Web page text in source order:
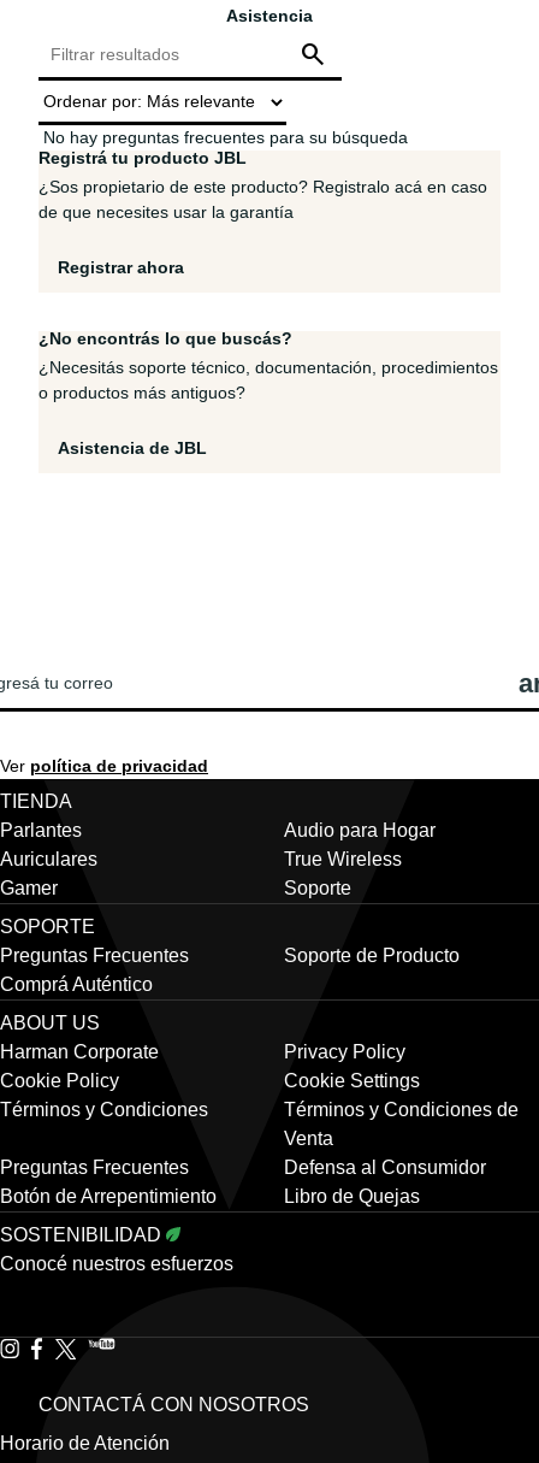
Asistencia
No hay preguntas frecuentes para su búsqueda
Registrá tu producto JBL
¿Sos propietario de este producto? Registralo acá en caso
de que necesites usar la garantía
Registrar ahora
¿No encontrás lo que buscás?
¿Necesitás soporte técnico, documentación, procedimientos
o productos más antiguos?
Asistencia de JBL
Ver política de privacidad
TIENDA
Parlantes
Audio para Hogar
Auriculares
True Wireless
Gamer
Soporte
SOPORTE
Preguntas Frecuentes
Soporte de Producto
Comprá Auténtico
ABOUT US
Harman Corporate
Privacy Policy
Cookie Policy
Cookie Settings
Términos y Condiciones
Términos y Condiciones de
Venta
Preguntas Frecuentes
Defensa al Consumidor
Botón de Arrepentimiento
Libro de Quejas
SOSTENIBILIDAD
Conocé nuestros esfuerzos
CONTACTÁ CON NOSOTROS
Horario de Atención